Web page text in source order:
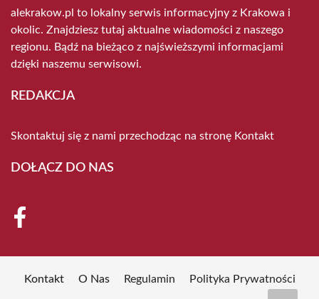
alekrakow.pl to lokalny serwis informacyjny z Krakowa i
okolic. Znajdziesz tutaj aktualne wiadomości z naszego
regionu. Bądź na bieżąco z najświeższymi informacjami
dzięki naszemu serwisowi.
REDAKCJA
Skontaktuj się z nami przechodząc na stronę Kontakt
DOŁĄCZ DO NAS
Kontakt O Nas Regulamin Polityka Prywatności